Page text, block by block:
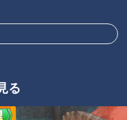
る
都市伝説
ほど転がっている…
いく都市伝説バラエティ